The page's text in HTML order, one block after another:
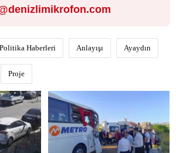
Haberleri Anlayışı Ayaydın
Proje